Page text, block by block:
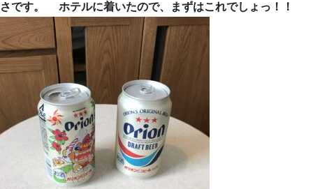
さです。 ホテルに着いたので、まずはこれでしょっ！！